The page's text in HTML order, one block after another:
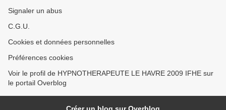
Signaler un abus
C.G.U.
Cookies et données personnelles
Préférences cookies
Voir le profil de HYPNOTHERAPEUTE LE HAVRE 2009 IFHE sur
le portail Overblog